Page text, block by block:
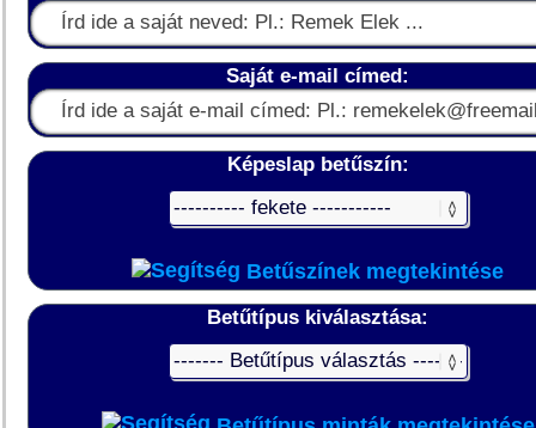
Saját e-mail címed:
Képeslap betűszín:
Betűszínek megtekintése
Betűtípus kiválasztása: